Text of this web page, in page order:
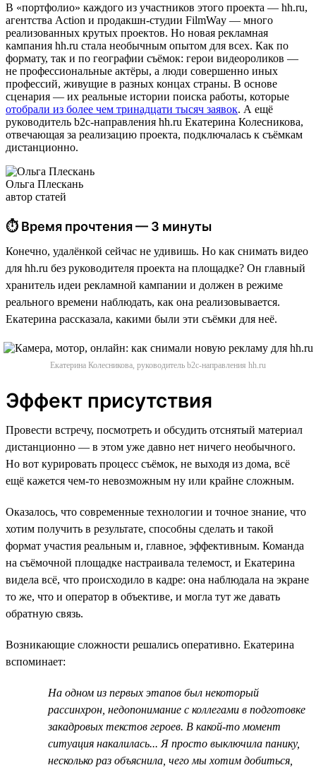
В «портфолио» каждого из участников этого проекта — hh.ru,
агентства Action и продакшн-студии FilmWay — много
реализованных крутых проектов. Но новая рекламная
кампания hh.ru стала необычным опытом для всех. Как по
формату, так и по географии съёмок: герои видеороликов —
не профессиональные актёры, а люди совершенно иных
профессий, живущие в разных концах страны. В основе
сценария — их реальные истории поиска работы, которые
отобрали из более чем тринадцати тысяч заявок. А ещё
руководитель b2c-направления hh.ru Екатерина Колесникова,
отвечающая за реализацию проекта, подключалась к съёмкам
дистанционно.
Ольга Плескань
автор статей
⏱ Время прочтения — 3 минуты
Конечно, удалёнкой сейчас не удивишь. Но как снимать видео
для hh.ru без руководителя проекта на площадке? Он главный
хранитель идеи рекламной кампании и должен в режиме
реального времени наблюдать, как она реализовывается.
Екатерина рассказала, какими были эти съёмки для неё.
Екатерина Колесникова, руководитель b2c-направления hh.ru
Эффект присутствия
Провести встречу, посмотреть и обсудить отснятый материал
дистанционно — в этом уже давно нет ничего необычного.
Но вот курировать процесс съёмок, не выходя из дома, всё
ещё кажется чем-то невозможным ну или крайне сложным.
Оказалось, что современные технологии и точное знание, что
хотим получить в результате, способны сделать и такой
формат участия реальным и, главное, эффективным. Команда
на съёмочной площадке настраивала телемост, и Екатерина
видела всё, что происходило в кадре: она наблюдала на экране
то же, что и оператор в объективе, и могла тут же давать
обратную связь.
Возникающие сложности решались оперативно. Екатерина
вспоминает:
На одном из первых этапов был некоторый
рассинхрон, недопонимание с коллегами в подготовке
закадровых текстов героев. В какой-то момент
ситуация накалилась... Я просто выключила панику,
несколько раз объяснила, чего мы хотим добиться,